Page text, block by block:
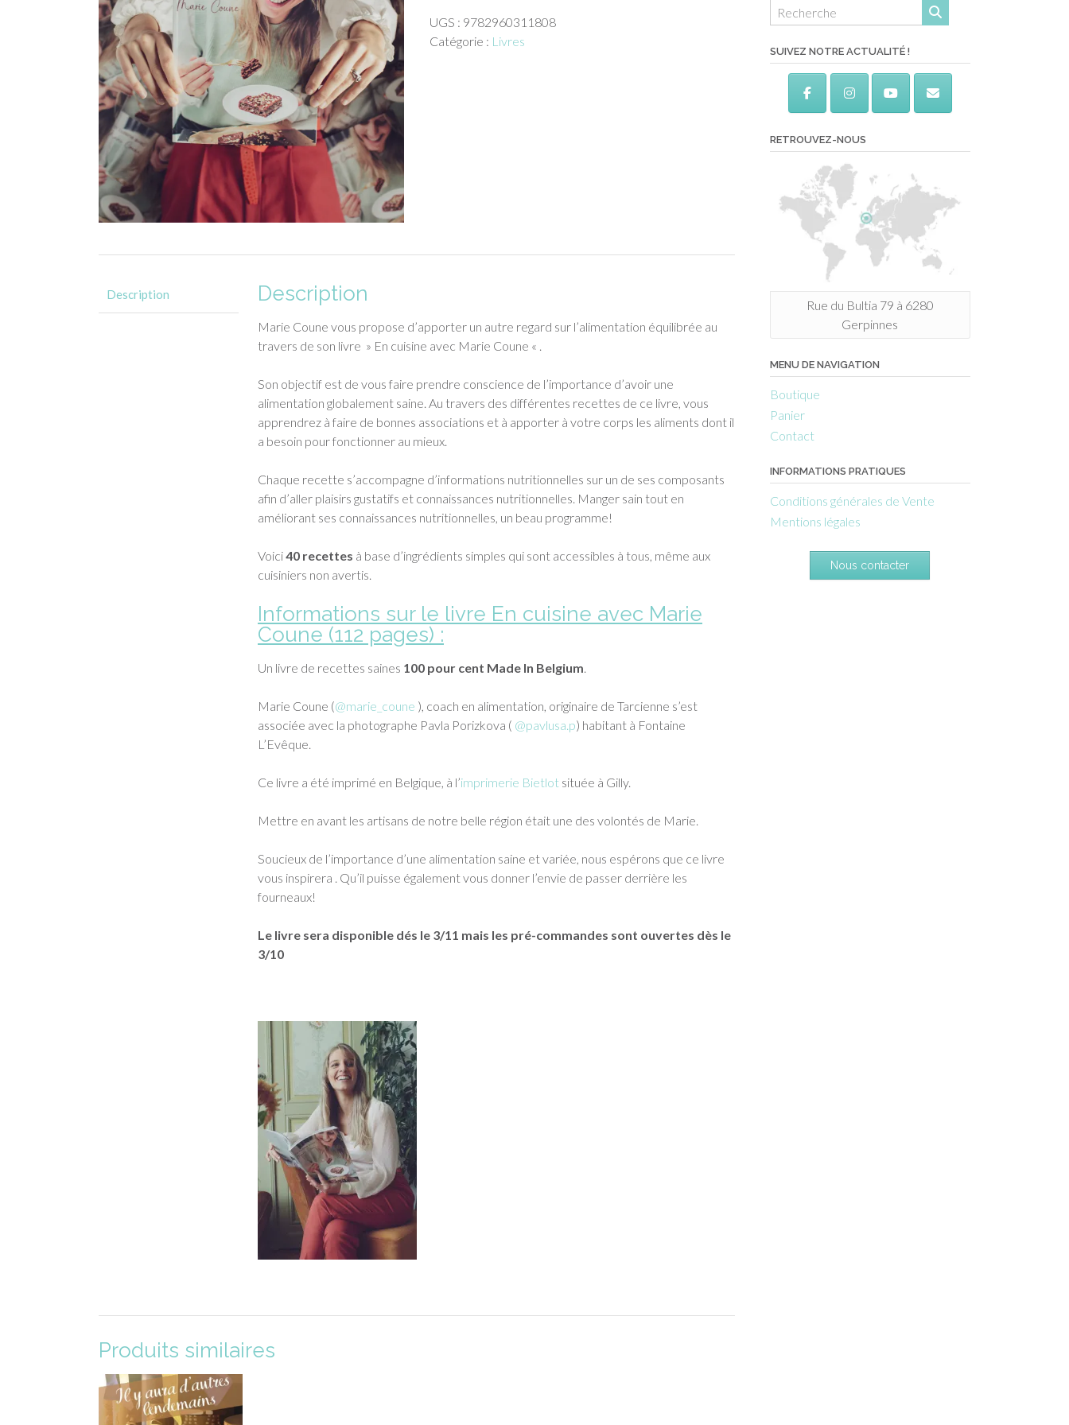
cuisine
avec
UGS : 9782960311808
Catégorie : Livres
Description Description
Marie Coune vous propose d’apporter un autre regard sur l’alimentation équilibrée au
travers de son livre » En cuisine avec Marie Coune « .
Son objectif est de vous faire prendre conscience de l’importance d’avoir une
alimentation globalement saine. Au travers des différentes recettes de ce livre, vous
apprendrez à faire de bonnes associations et à apporter à votre corps les aliments dont il
a besoin pour fonctionner au mieux.
Chaque recette s’accompagne d’informations nutritionnelles sur un de ses composants
afin d’aller plaisirs gustatifs et connaissances nutritionnelles. Manger sain tout en
améliorant ses connaissances nutritionnelles, un beau programme!
Voici40 recettes à base d’ingrédients simples qui sont accessibles à tous, même aux
cuisiniers non avertis.
Informations sur le livre En cuisine avec Marie
Coune (112 pages) :
Un livre de recettes saines 100 pour cent Made In Belgium.
Marie Coune (@marie_coune ), coach en alimentation, originaire de Tarcienne s’est
associée avec la photographe Pavla Porizkova ( @pavlusa.p) habitant à Fontaine
L’Evêque.
Ce livre a été imprimé en Belgique, à l’imprimerie Bietlot située à Gilly.
Mettre en avant les artisans de notre belle région était une des volontés de Marie.
Soucieux de l’importance d’une alimentation saine et variée, nous espérons que ce livre
vous inspirera . Qu’il puisse également vous donner l’envie de passer derrière les
fourneaux!
Le livre sera disponible dés le 3/11 mais les pré-commandes sont ouvertes dès le
3/10
Produits similaires
SUIVEZ NOTRE ACTUALITÉ !
RETROUVEZ-NOUS
Rue du Bultia 79 à 6280
Gerpinnes
MENU DE NAVIGATION
Boutique
Panier
Contact
INFORMATIONS PRATIQUES
Conditions générales de Vente
Mentions légales
Nous contacter